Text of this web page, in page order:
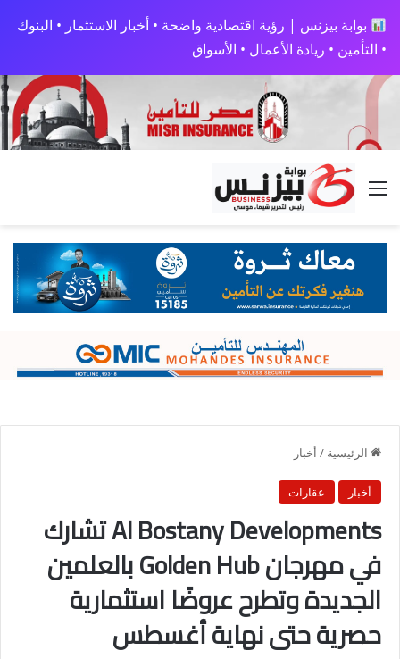
بوابة بيزنس | رؤية اقتصادية واضحة • أخبار الاستثمار • البنوك
• التأمين • ريادة الأعمال • الأسواق
القائمة
الرئيسية / أخبار
أخبار عقارات
Al Bostany Developments تشارك
في مهرجان Golden Hub بالعلمين
الجديدة وتطرح عروضًا استثمارية
حصرية حتى نهاية أغسطس